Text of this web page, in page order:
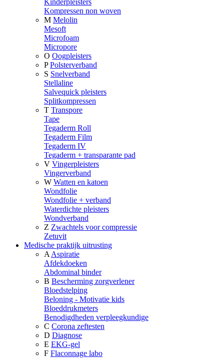
Kinderpleisters
Kompressen non woven
M Melolin
Mesoft
Microfoam
Micropore
O Oogpleisters
P Polsterverband
S Snelverband
Stellaline
Salvequick pleisters
Splitkompressen
T Transpore
Tape
Tegaderm Roll
Tegaderm Film
Tegaderm IV
Tegaderm + transparante pad
V Vingerpleisters
Vingerverband
W Watten en katoen
Wondfolie
Wondfolie + verband
Waterdichte pleisters
Wondverband
Z Zwachtels voor compressie
Zetuvit
Medische praktijk uitrusting
A Aspiratie
Afdekdoeken
Abdominal binder
B Bescherming zorgverlener
Bloedstelping
Beloning - Motivatie kids
Bloeddrukmeters
Benodigdheden verpleegkundige
C Corona zeftesten
D Diagnose
E EKG-gel
F Flaconnage labo